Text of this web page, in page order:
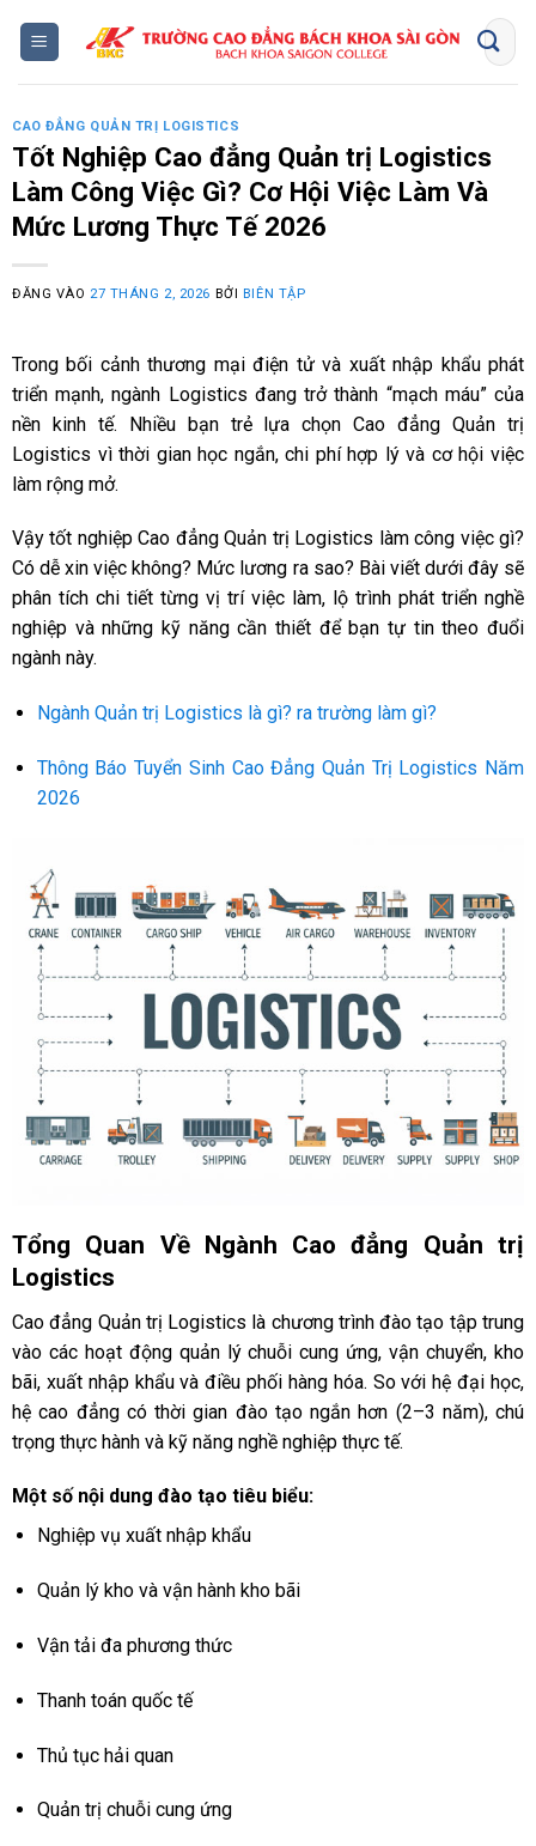
CAO ĐẲNG QUẢN TRỊ LOGISTICS
Tốt Nghiệp Cao đẳng Quản trị Logistics
Làm Công Việc Gì? Cơ Hội Việc Làm Và
Mức Lương Thực Tế 2026
ĐĂNG VÀO 27 THÁNG 2, 2026 BỞI BIÊN TẬP
Trong bối cảnh thương mại điện tử và xuất nhập khẩu phát
triển mạnh, ngành Logistics đang trở thành “mạch máu” của
nền kinh tế. Nhiều bạn trẻ lựa chọn Cao đẳng Quản trị
Logistics vì thời gian học ngắn, chi phí hợp lý và cơ hội việc
làm rộng mở.
Vậy tốt nghiệp Cao đẳng Quản trị Logistics làm công việc gì?
Có dễ xin việc không? Mức lương ra sao? Bài viết dưới đây sẽ
phân tích chi tiết từng vị trí việc làm, lộ trình phát triển nghề
nghiệp và những kỹ năng cần thiết để bạn tự tin theo đuổi
ngành này.
Ngành Quản trị Logistics là gì? ra trường làm gì?
Thông Báo Tuyển Sinh Cao Đẳng Quản Trị Logistics Năm
2026
Tổng Quan Về Ngành Cao đẳng Quản trị
Logistics
Cao đẳng Quản trị Logistics là chương trình đào tạo tập trung
vào các hoạt động quản lý chuỗi cung ứng, vận chuyển, kho
bãi, xuất nhập khẩu và điều phối hàng hóa. So với hệ đại học,
hệ cao đẳng có thời gian đào tạo ngắn hơn (2–3 năm), chú
trọng thực hành và kỹ năng nghề nghiệp thực tế.
Một số nội dung đào tạo tiêu biểu:
Nghiệp vụ xuất nhập khẩu
Quản lý kho và vận hành kho bãi
Vận tải đa phương thức
Thanh toán quốc tế
Thủ tục hải quan
Quản trị chuỗi cung ứng